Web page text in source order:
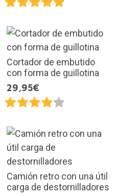
Cortador de embutido
con forma de guillotina
29,95€
Camión retro con una útil
carga de destornilladores